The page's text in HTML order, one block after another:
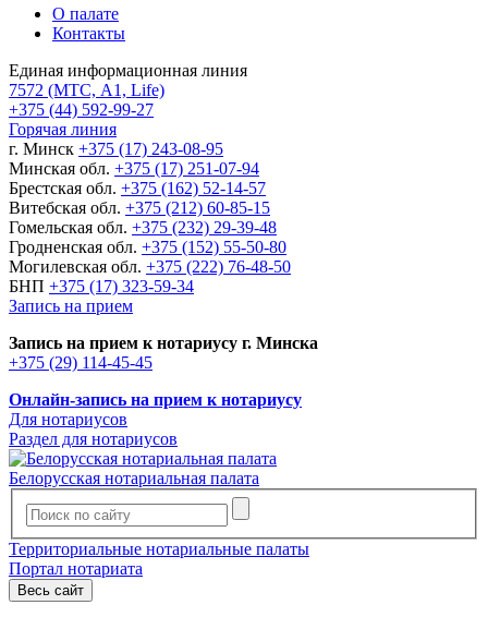
О палате
Контакты
Единая информационная линия
7572 (МТС, A1, Life)
+375 (44) 592-99-27
Горячая линия
г. Минск +375 (17) 243-08-95
Минская обл. +375 (17) 251-07-94
Брестская обл. +375 (162) 52-14-57
Витебская обл. +375 (212) 60-85-15
Гомельская обл. +375 (232) 29-39-48
Гродненская обл. +375 (152) 55-50-80
Могилевская обл. +375 (222) 76-48-50
БНП +375 (17) 323-59-34
Запись на прием
Запись на прием к нотариусу г. Минска
+375 (29) 114-45-45
Онлайн-запись на прием к нотариусу
Для нотариусов
Раздел для нотариусов
Белорусская нотариальная палата
Территориальные нотариальные палаты
Портал нотариата
Весь сайт